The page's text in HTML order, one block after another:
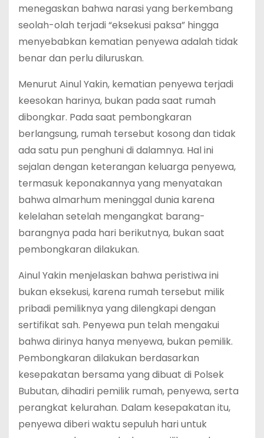
menegaskan bahwa narasi yang berkembang
seolah-olah terjadi “eksekusi paksa” hingga
menyebabkan kematian penyewa adalah tidak
benar dan perlu diluruskan.
Menurut Ainul Yakin, kematian penyewa terjadi
keesokan harinya, bukan pada saat rumah
dibongkar. Pada saat pembongkaran
berlangsung, rumah tersebut kosong dan tidak
ada satu pun penghuni di dalamnya. Hal ini
sejalan dengan keterangan keluarga penyewa,
termasuk keponakannya yang menyatakan
bahwa almarhum meninggal dunia karena
kelelahan setelah mengangkat barang-
barangnya pada hari berikutnya, bukan saat
pembongkaran dilakukan.
Ainul Yakin menjelaskan bahwa peristiwa ini
bukan eksekusi, karena rumah tersebut milik
pribadi pemiliknya yang dilengkapi dengan
sertifikat sah. Penyewa pun telah mengakui
bahwa dirinya hanya menyewa, bukan pemilik.
Pembongkaran dilakukan berdasarkan
kesepakatan bersama yang dibuat di Polsek
Bubutan, dihadiri pemilik rumah, penyewa, serta
perangkat kelurahan. Dalam kesepakatan itu,
penyewa diberi waktu sepuluh hari untuk